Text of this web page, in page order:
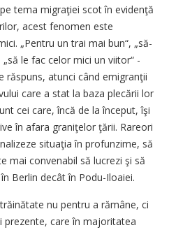
tema migraţiei scot în evidenţă
acest fenomen este
„Pentru un trai mai bun“, „să-
le fac celor mici un viitor“ -
răspuns, atunci când emigranţii
care a stat la baza plecării lor
cei care, încă de la început, îşi
în afara graniţelor ţării. Rareori
situaţia în profunzime, să
mai convenabil să lucrezi şi să
Berlin decât în Podu-Iloaiei.
nu pentru a rămâne, ci
care în majoritatea